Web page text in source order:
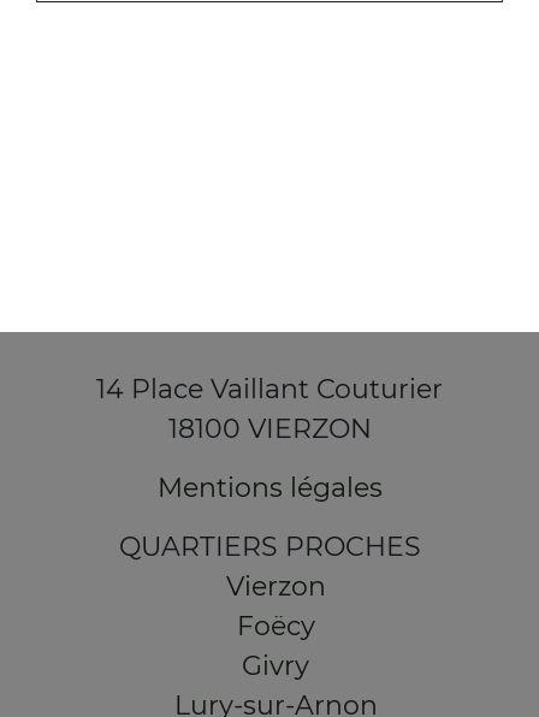
14 Place Vaillant Couturier
18100 VIERZON
Mentions légales
QUARTIERS PROCHES
Vierzon
Foëcy
Givry
Lury-sur-Arnon